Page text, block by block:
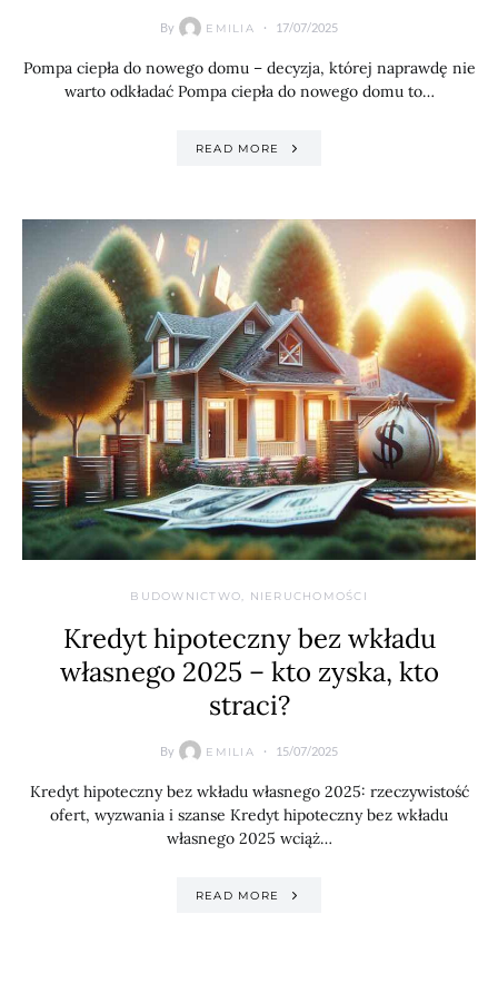
By EMILIA 17/07/2025
Pompa ciepła do nowego domu – decyzja, której naprawdę nie
warto odkładać Pompa ciepła do nowego domu to…
READ MORE
BUDOWNICTWO, NIERUCHOMOŚCI
Kredyt hipoteczny bez wkładu
własnego 2025 – kto zyska, kto
straci?
By EMILIA 15/07/2025
Kredyt hipoteczny bez wkładu własnego 2025: rzeczywistość
ofert, wyzwania i szanse Kredyt hipoteczny bez wkładu
własnego 2025 wciąż…
READ MORE